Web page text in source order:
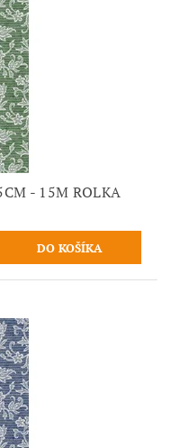
- 15M ROLKA